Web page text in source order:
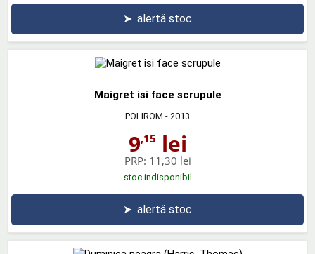
➤ alertă stoc
Maigret isi face scrupule
POLIROM - 2013
9,15 lei
PRP: 11,30 lei
stoc indisponibil
➤ alertă stoc